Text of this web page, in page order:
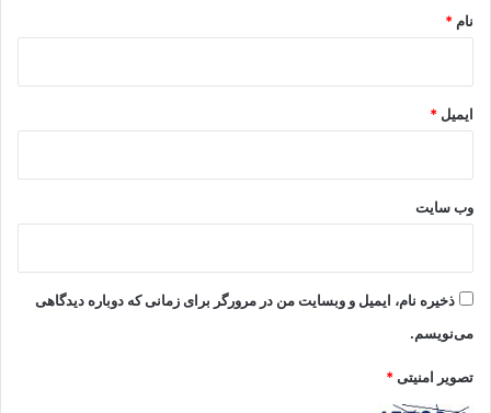
نام *
ایمیل *
وب‌ سایت
ذخیره نام، ایمیل و وبسایت من در مرورگر برای زمانی که دوباره دیدگاهی
می‌نویسم.
تصویر امنیتی*